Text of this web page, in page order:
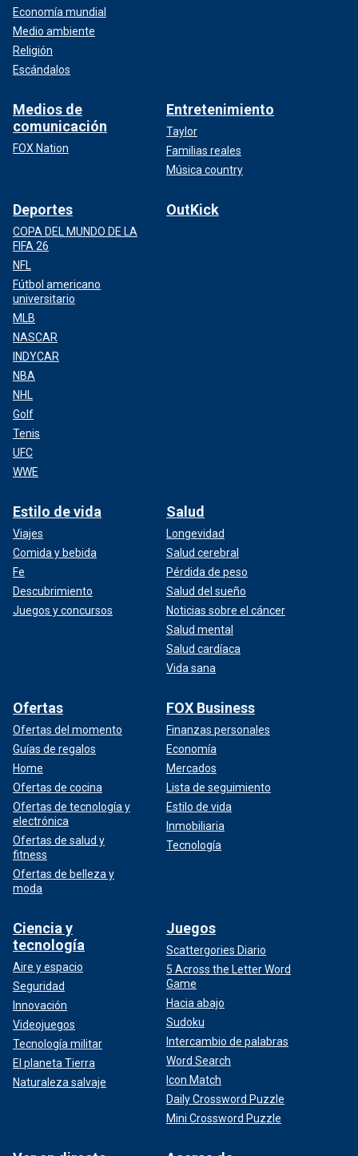
Economía mundial
Medio ambiente
Religión
Escándalos
Medios de
comunicación
FOX Nation
Entretenimiento
Taylor
Familias reales
Música country
Deportes
COPA DEL MUNDO DE LA
FIFA 26
NFL
Fútbol americano
universitario
MLB
NASCAR
INDYCAR
NBA
NHL
Golf
Tenis
UFC
WWE
OutKick
Estilo de vida
Viajes
Comida y bebida
Fe
Descubrimiento
Juegos y concursos
Salud
Longevidad
Salud cerebral
Pérdida de peso
Salud del sueño
Noticias sobre el cáncer
Salud mental
Salud cardíaca
Vida sana
Ofertas
Ofertas del momento
Guías de regalos
Home
Ofertas de cocina
Ofertas de tecnología y
electrónica
Ofertas de salud y
fitness
Ofertas de belleza y
moda
FOX Business
Finanzas personales
Economía
Mercados
Lista de seguimiento
Estilo de vida
Inmobiliaria
Tecnología
Ciencia y
tecnología
Aire y espacio
Seguridad
Innovación
Videojuegos
Tecnología militar
El planeta Tierra
Naturaleza salvaje
Juegos
Scattergories Diario
5 Across the Letter Word
Game
Hacia abajo
Sudoku
Intercambio de palabras
Word Search
Icon Match
Daily Crossword Puzzle
Mini Crossword Puzzle